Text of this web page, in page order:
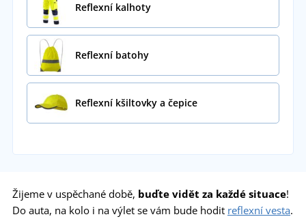
Reflexní kalhoty
Reflexní batohy
Reflexní kšiltovky a čepice
Žijeme v uspěchané době, buďte vidět za každé situace!
Do auta, na kolo i na výlet se vám bude hodit reflexní vesta.